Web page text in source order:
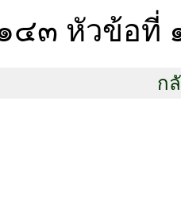
๔๓ หัวข้อที่
ก